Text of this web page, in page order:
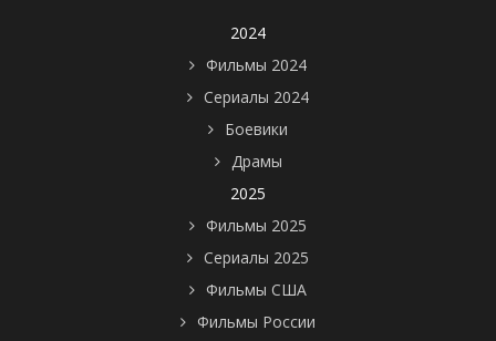
2024
Фильмы 2024
Сериалы 2024
Боевики
Драмы
2025
Фильмы 2025
Сериалы 2025
Фильмы США
Фильмы России